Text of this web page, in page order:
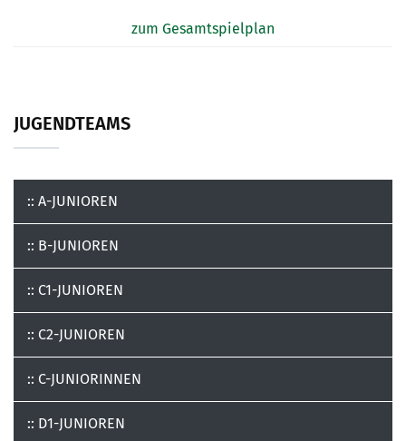
zum Gesamtspielplan
JUGENDTEAMS
:: A-JUNIOREN
:: B-JUNIOREN
:: C1-JUNIOREN
:: C2-JUNIOREN
:: C-JUNIORINNEN
:: D1-JUNIOREN